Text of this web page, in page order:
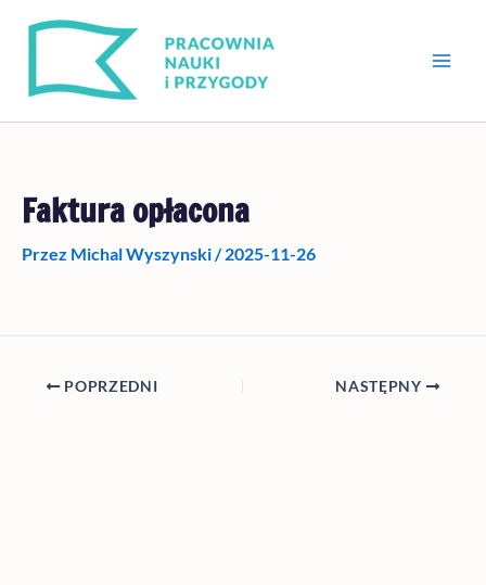
treści
Faktura opłacona
Przez Michal Wyszynski/2025-11-26
POPRZEDNI NASTĘPNY